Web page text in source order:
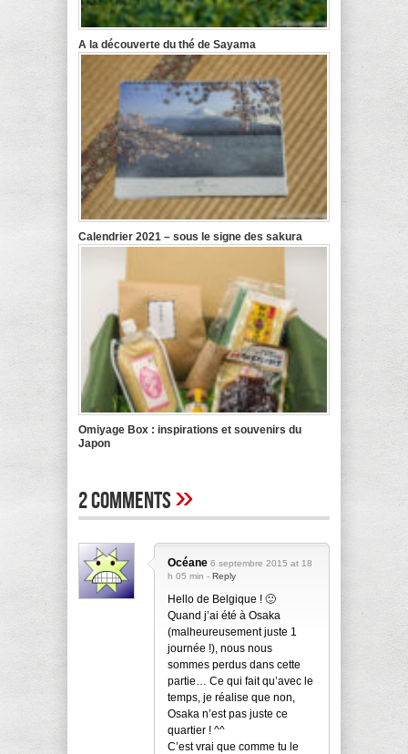
A la découverte du thé de Sayama
Calendrier 2021 – sous le signe des sakura
Omiyage Box : inspirations et souvenirs du
Japon
2 Comments»
Océane 6 septembre 2015 at 18
h 05 min - Reply
Hello de Belgique ! 🙂
Quand j’ai été à Osaka
(malheureusement juste 1
journée !), nous nous
sommes perdus dans cette
partie… Ce qui fait qu’avec le
temps, je réalise que non,
Osaka n’est pas juste ce
quartier ! ^^
C’est vrai que comme tu le